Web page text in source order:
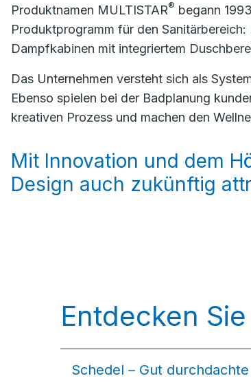
Produktnamen MULTISTAR® begann
Produktprogramm für den Sanitärbereich:
Dampfkabinen mit integriertem
Das Unternehmen versteht sich als
Ebenso spielen bei der Badplanung
kreativen Prozess und machen den
Mit Innovation und dem
Design auch zukünftig
Entdecken
Schedel – Gut